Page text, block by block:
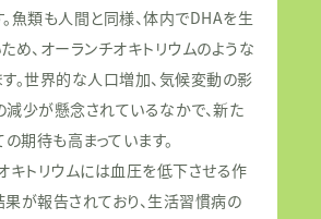
魚類も人間と同様、体内でDHAを生
め、オーランチオキトリウムのような
。世界的な人口増加、気候変動の影
少が懸念されているなかで、新た
期待も高まっています。
キトリウムには血圧を低下させる作
が報告されており、生活習慣病の